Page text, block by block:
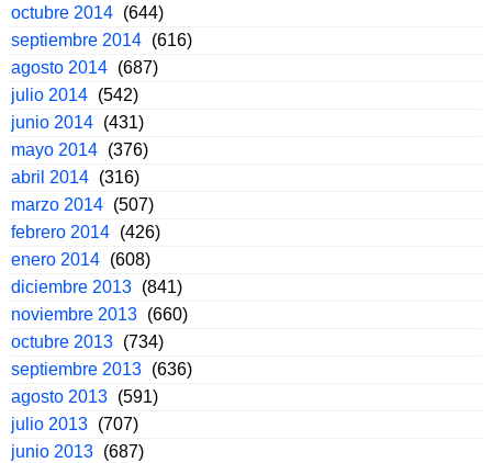
octubre 2014 (644)
septiembre 2014 (616)
agosto 2014 (687)
julio 2014 (542)
junio 2014 (431)
mayo 2014 (376)
abril 2014 (316)
marzo 2014 (507)
febrero 2014 (426)
enero 2014 (608)
diciembre 2013 (841)
noviembre 2013 (660)
octubre 2013 (734)
septiembre 2013 (636)
agosto 2013 (591)
julio 2013 (707)
junio 2013 (687)